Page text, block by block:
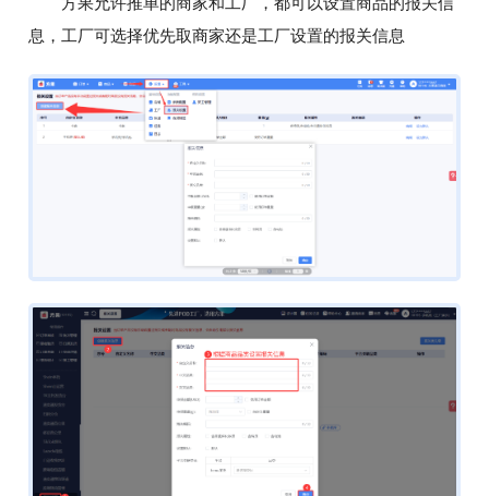
息，工厂可选择优先取商家还是工厂设置的报关信息